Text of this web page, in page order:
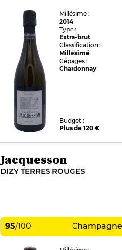
Millésime :
2014
Type :
Extra-brut
Classification :
Millésimé
Cépages :
Chardonnay
Budget :
Plus de 120 €
Jacquesson
DIZY TERRES ROUGES
95/100 Champagne